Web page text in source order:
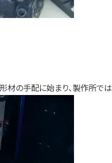
の手配に始まり、製作所で